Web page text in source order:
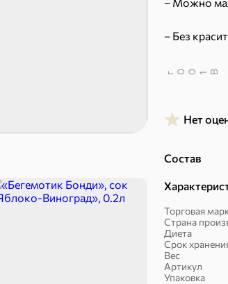
– Без
В
1 00
г
Нет
Состав
Торговая
Страна
Диета
Срок
Вес
Артикул
Упаковка
Пряники